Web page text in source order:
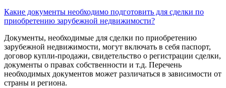
Какие документы необходимо подготовить для сделки по
приобретению зарубежной недвижимости?
Документы, необходимые для сделки по приобретению
зарубежной недвижимости, могут включать в себя паспорт,
договор купли-продажи, свидетельство о регистрации сделки,
документы о правах собственности и т.д. Перечень
необходимых документов может различаться в зависимости от
страны и региона.